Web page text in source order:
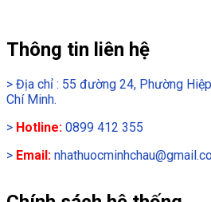
Thông tin liên hệ
> Địa chỉ : 55 đường 24, Phường
Chí Minh.
> Hotline: 0899 412 355
> Email: